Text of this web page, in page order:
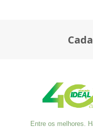
Entre os melhores.